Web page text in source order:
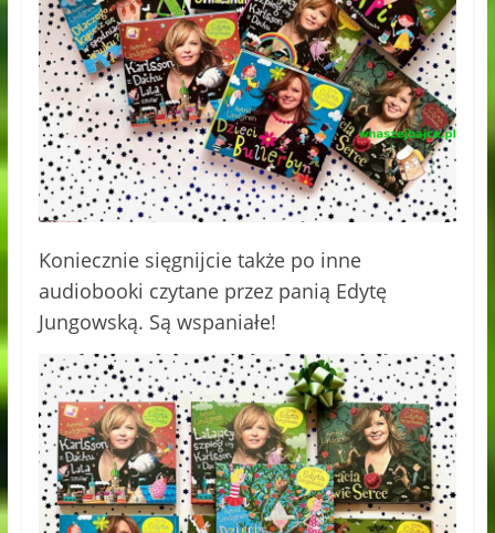
Koniecznie sięgnijcie także po inne
audiobooki czytane przez panią Edytę
Jungowską. Są wspaniałe!